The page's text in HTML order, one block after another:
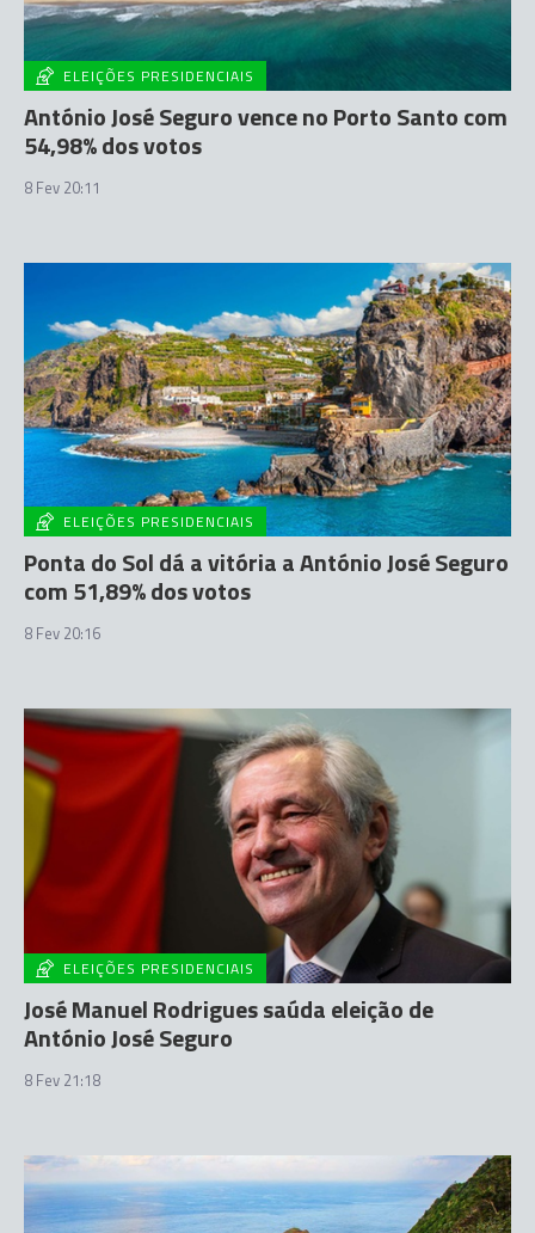
ELEIÇÕES PRESIDENCIAIS
António José Seguro vence no Porto Santo com
54,98% dos votos
8 Fev 20:11
ELEIÇÕES PRESIDENCIAIS
Ponta do Sol dá a vitória a António José Seguro
com 51,89% dos votos
8 Fev 20:16
ELEIÇÕES PRESIDENCIAIS
José Manuel Rodrigues saúda eleição de
António José Seguro
8 Fev 21:18